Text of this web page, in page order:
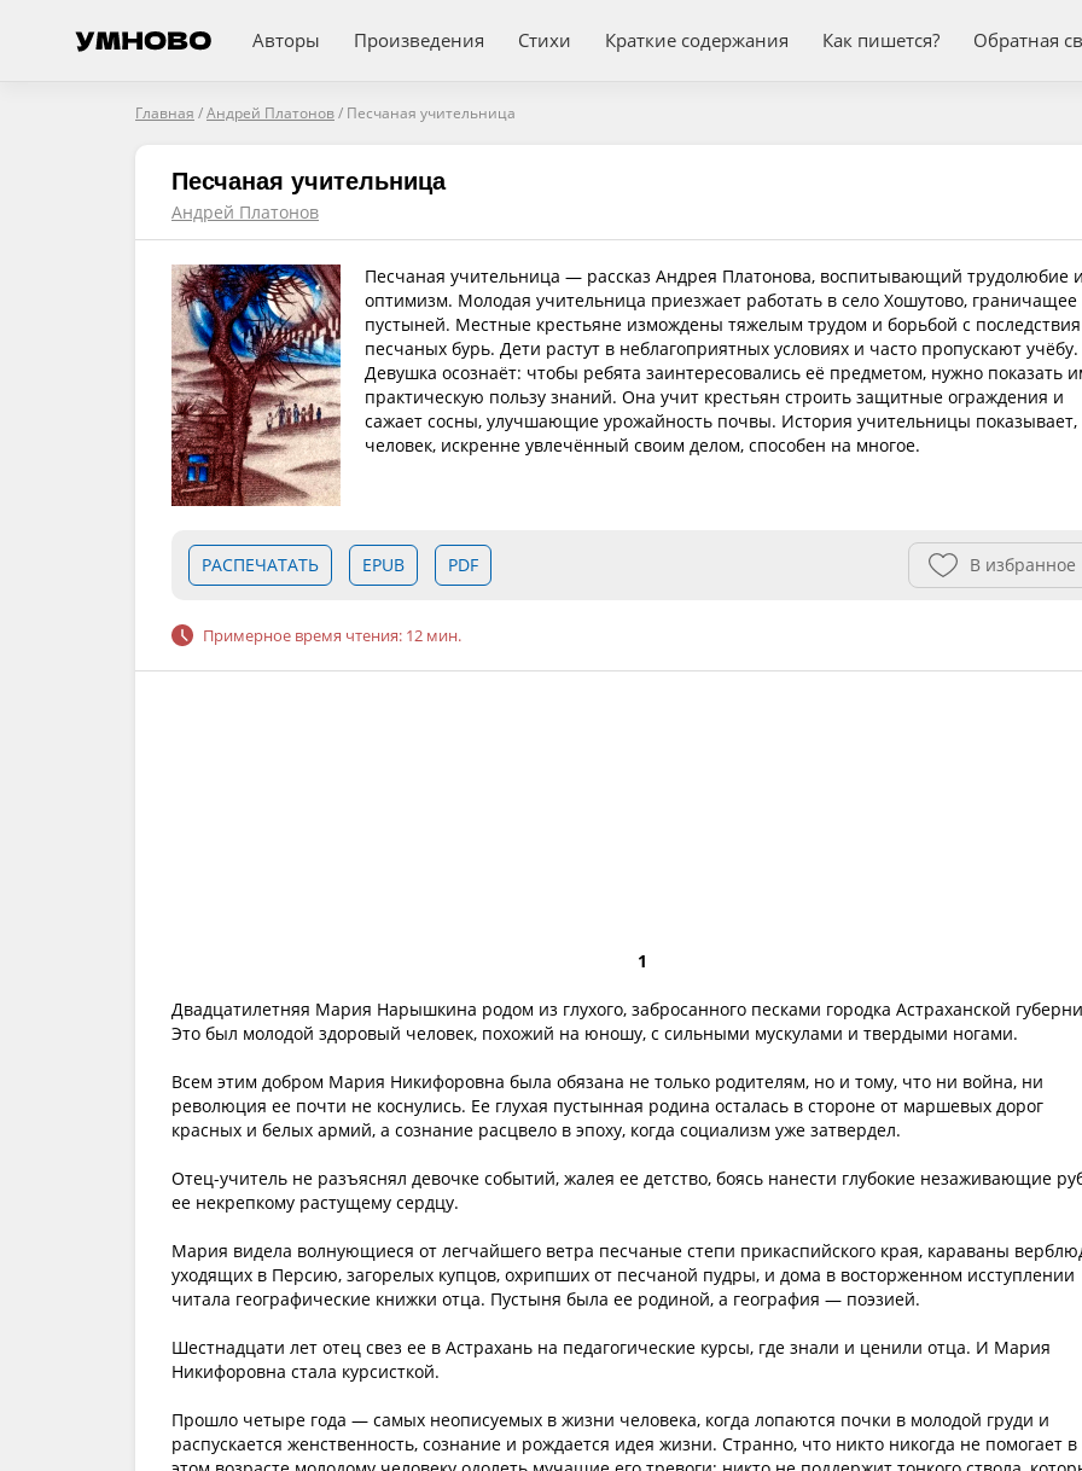
Авторы Произведения Стихи Краткие содержания Как пишется? Обратная
Главная /Андрей Платонов/ Песчаная учительница
Песчаная учительница
Андрей Платонов
Песчаная учительница — рассказ Андрея Платонова, воспитывающий трудолюбие
оптимизм. Молодая учительница приезжает работать в село Хошутово, граничащее
пустыней. Местные крестьяне измождены тяжелым трудом и борьбой с
песчаных бурь. Дети растут в неблагоприятных условиях и часто пропускают учёбу.
Девушка осознаёт: чтобы ребята заинтересовались её предметом, нужно показать
практическую пользу знаний. Она учит крестьян строить защитные ограждения и
сажает сосны, улучшающие урожайность почвы. История учительницы показывает,
человек, искренне увлечённый своим делом, способен на многое.
РАСПЕЧАТАТЬ EPUB PDF В избранное
Примерное время чтения: 12 мин.
1
Двадцатилетняя Мария Нарышкина родом из глухого, забросанного песками городка Астраханской
Это был молодой здоровый человек, похожий на юношу, с сильными мускулами и твердыми ногами.
Всем этим добром Мария Никифоровна была обязана не только родителям, но и тому, что ни война, ни
революция ее почти не коснулись. Ее глухая пустынная родина осталась в стороне от маршевых дорог
красных и белых армий, а сознание расцвело в эпоху, когда социализм уже затвердел.
Отец-учитель не разъяснял девочке событий, жалея ее детство, боясь нанести глубокие незаживающие
ее некрепкому растущему сердцу.
Мария видела волнующиеся от легчайшего ветра песчаные степи прикаспийского края, караваны
уходящих в Персию, загорелых купцов, охрипших от песчаной пудры, и дома в восторженном исступлении
читала географические книжки отца. Пустыня была ее родиной, а география — поэзией.
Шестнадцати лет отец свез ее в Астрахань на педагогические курсы, где знали и ценили отца. И Мария
Никифоровна стала курсисткой.
Прошло четыре года — самых неописуемых в жизни человека, когда лопаются почки в молодой груди и
распускается женственность, сознание и рождается идея жизни. Странно, что никто никогда не помогает в